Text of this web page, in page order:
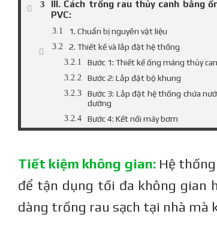
III. Cách trồng rau thủy canh bằng
PVC:
1. Chuẩn bị nguyên vật liệu
2. Thiết kế và lắp đặt hệ thống
Bước 1: Thiết kế ống máng thủy
Bước 2: Lắp đặt bộ khung
Bước 3: Lắp đặt hệ thống chứa
dưỡng
Bước 4: Kết nối máy bơm
3. Trồng cây
IV. Những lưu ý khi trồng rau thủy
1. Lựa chọn loại ống PVC phù hợp:
2. Sử dụng dung dịch dinh dưỡng phù
Tiết kiệm không gian:Hệ thống
để tận dụng tối đa không gian
dàng trồng rau sạch tại nhà mà